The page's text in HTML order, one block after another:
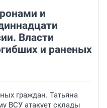
и
Власти
и раненых
граждан. Татьяна
ВСУ атакует склады